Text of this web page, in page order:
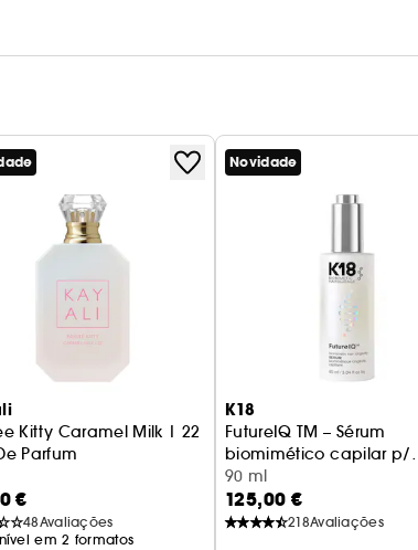
Kitty Caramel Milk | 22
Parfum
€
48Avaliações
em 2 formatos
Novidade
K18
FutureIQ TM – Sérum
biomimético capilar p/
longevidade/combate à
queda de cabelo
90 ml
125,00 €
218Avaliações